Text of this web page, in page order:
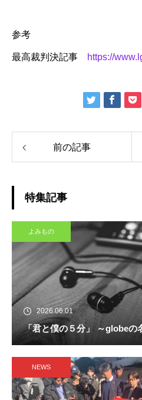
参考
最高裁判決記事 https://
前の記事
特集記事
よみもの
2026.06.01
「君と僕の５分」 ～globeの
NEWS